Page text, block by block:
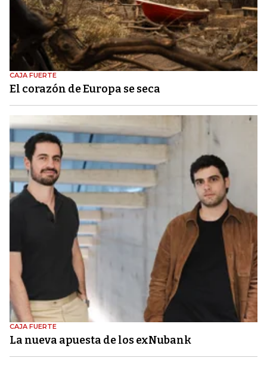
CAJA FUERTE
El corazón de Europa se seca
CAJA FUERTE
La nueva apuesta de los exNubank